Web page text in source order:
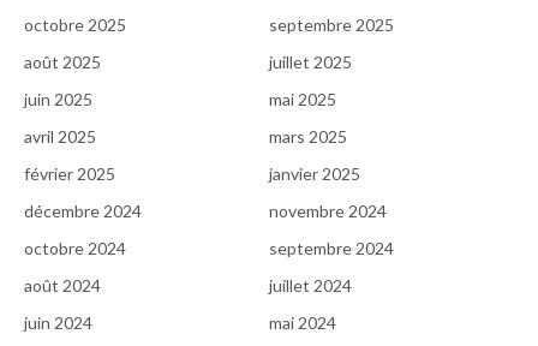
octobre 2025
septembre 2025
août 2025
juillet 2025
juin 2025
mai 2025
avril 2025
mars 2025
février 2025
janvier 2025
décembre 2024
novembre 2024
octobre 2024
septembre 2024
août 2024
juillet 2024
juin 2024
mai 2024